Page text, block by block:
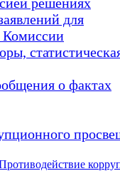
для
Комиссии
о фактах